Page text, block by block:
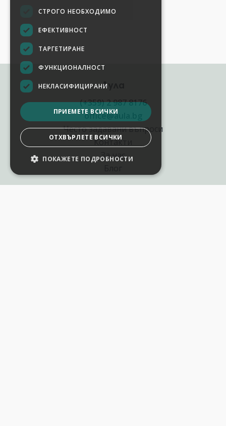
Аула
(+359) 2 987 8176
office@aula.bg
Често задавани въпроси
Контакти
За нас
СТРОГО НЕОБХОДИМО
ЕФЕКТИВНОСТ
ТАРГЕТИРАНЕ
ФУНКЦИОНАЛНОСТ
НЕКЛАСИФИЦИРАНИ
ПРИЕМЕТЕ ВСИЧКИ
ОТХВЪРЛЕТЕ ВСИЧКИ
ПОКАЖЕТЕ ПОДРОБНОСТИ